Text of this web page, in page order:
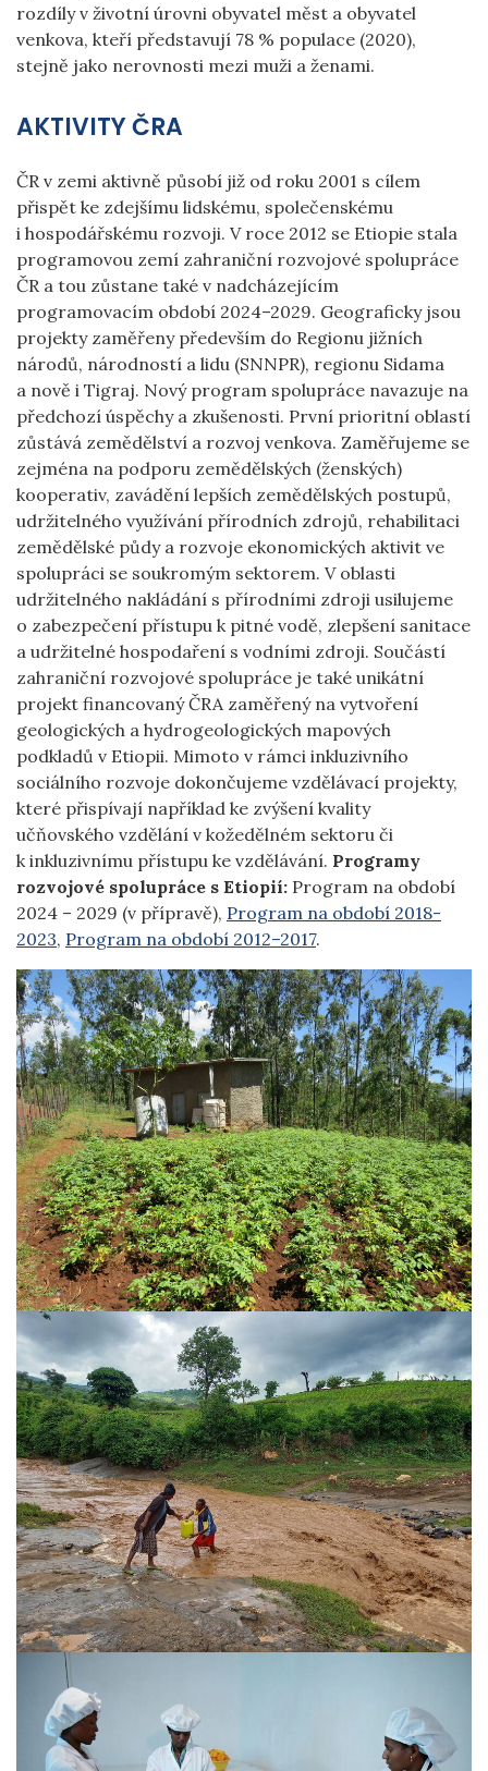
rozdíly v životní úrovni obyvatel měst a obyvatel
venkova, kteří představují 78 % populace (2020),
stejně jako nerovnosti mezi muži a ženami.
AKTIVITY ČRA
ČR v zemi aktivně působí již od roku 2001 s cílem
přispět ke zdejšímu lidskému, společenskému
i hospodářskému rozvoji. V roce 2012 se Etiopie stala
programovou zemí zahraniční rozvojové spolupráce
ČR a tou zůstane také v nadcházejícím
programovacím období 2024–2029. Geograficky jsou
projekty zaměřeny především do Regionu jižních
národů, národností a lidu (SNNPR), regionu Sidama
a nově i Tigraj. Nový program spolupráce navazuje na
předchozí úspěchy a zkušenosti. První prioritní oblastí
zůstává zemědělství a rozvoj venkova. Zaměřujeme se
zejména na podporu zemědělských (ženských)
kooperativ, zavádění lepších zemědělských postupů,
udržitelného využívání přírodních zdrojů, rehabilitaci
zemědělské půdy a rozvoje ekonomických aktivit ve
spolupráci se soukromým sektorem. V oblasti
udržitelného nakládání s přírodními zdroji usilujeme
o zabezpečení přístupu k pitné vodě, zlepšení sanitace
a udržitelné hospodaření s vodními zdroji. Součástí
zahraniční rozvojové spolupráce je také unikátní
projekt financovaný ČRA zaměřený na vytvoření
geologických a hydrogeologických mapových
podkladů v Etiopii. Mimoto v rámci inkluzivního
sociálního rozvoje dokončujeme vzdělávací projekty,
které přispívají například ke zvýšení kvality
učňovského vzdělání v kožedělném sektoru či
k inkluzivnímu přístupu ke vzdělávání. Programy
rozvojové spolupráce s Etiopií: Program na období
2024 – 2029 (v přípravě), Program na období 2018-
2023, Program na období 2012–2017.